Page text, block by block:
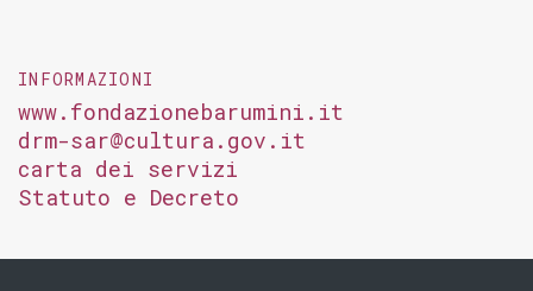
INFORMAZIONI
www.fondazionebarumini.it
drm-sar@cultura.gov.it
carta dei servizi
Statuto e Decreto